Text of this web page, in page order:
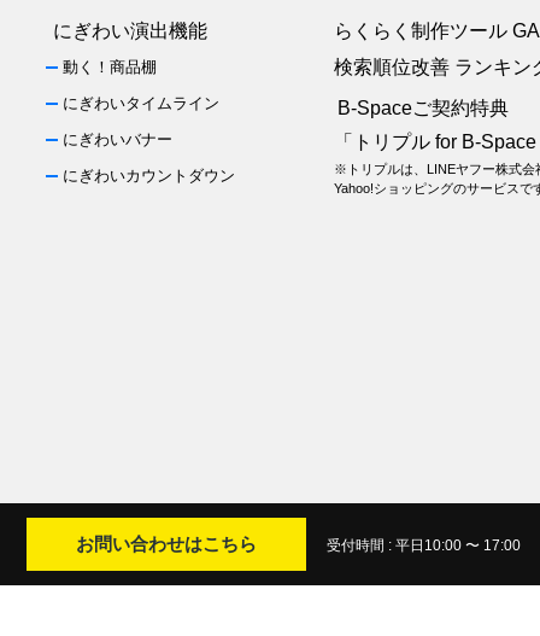
にぎわい演出機能
動く！商品棚
にぎわいタイムライン
にぎわいバナー
にぎわいカウントダウン
らくらく制作ツール
検索順位改善 ランキン
B-Spaceご契約特典
「トリプル for B-
※トリプルは、LINEヤフー株式会
Yahoo!ショッピングのサービスで
お問い合わせはこちら 受付時間 : 平日10:00 〜 17:00